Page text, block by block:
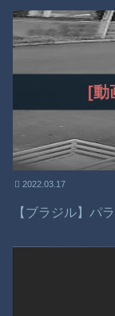
[動
2022.03.17
【ブラジル】パ